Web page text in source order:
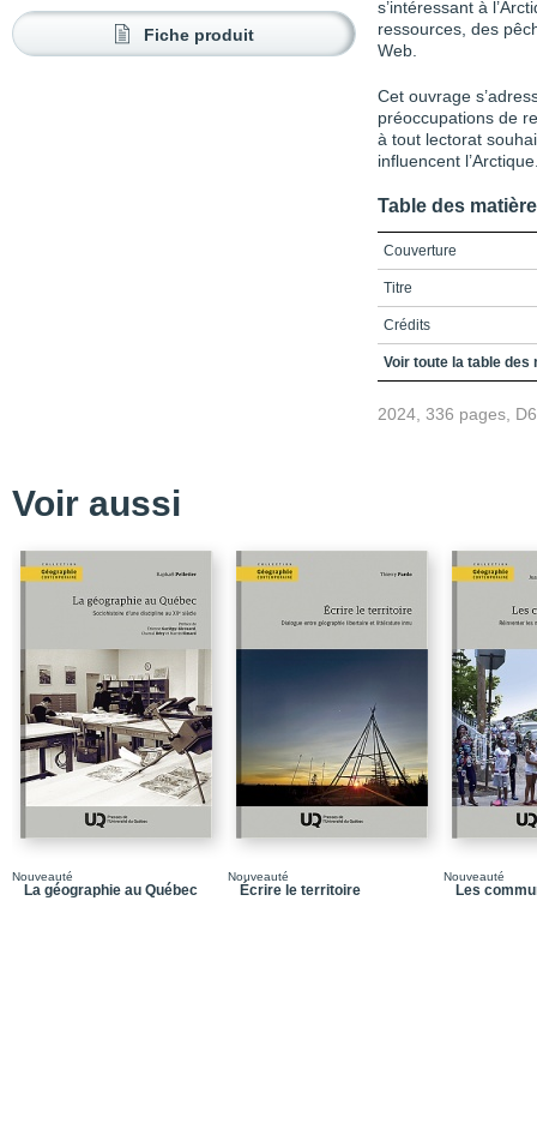
Fiche produit
s’intéressant à
ressources, des
Web.
Cet ouvrage
préoccupations de
à tout lectorat
influencent
Table des
Couverture
Titre
Crédits
Table des matières
Références
PARTIE 1 / Fondements
Chapitre 1 / L’échelle
Chapitre 2 /
l’Arctique ?
PARTIE 2 / Guerre et
Chapitre 3 / Guerre,
arctique et ses nuances
Chapitre 4 / L’impact
sur l’Arctique: vers
puissance
Chapitre 5 / Les
défis et contraintes
Voir toute la table des
2024, 336 pages,
Voir aussi
Nouveauté
La géographie au Québec
Nouveauté
Écrire le territoire
Nouveauté
Les